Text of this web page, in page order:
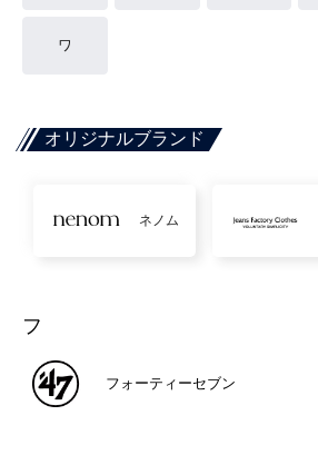
ワ
オリジナルブランド
ネノム
フ
フォーティーセブン